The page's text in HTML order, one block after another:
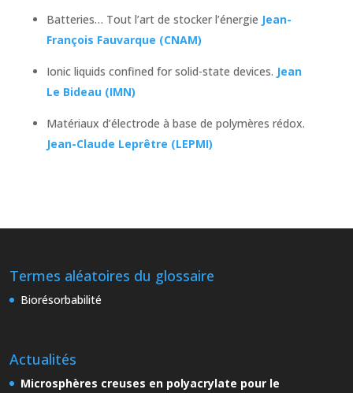
Batteries… Tout l’art de stocker l’énergie Jean-
François Fauvarque (CNAM)
Ionic liquids confined for solid-state devices. Jean
Le Bideau (IMN)
Matériaux d’électrode à base de polymères rédox.
Jean-Claude Leprêtre (LEPMI)
Termes aléatoires du glossaire
Biorésorbabilité
Actualités
Microsphères creuses en polyacrylate pour le